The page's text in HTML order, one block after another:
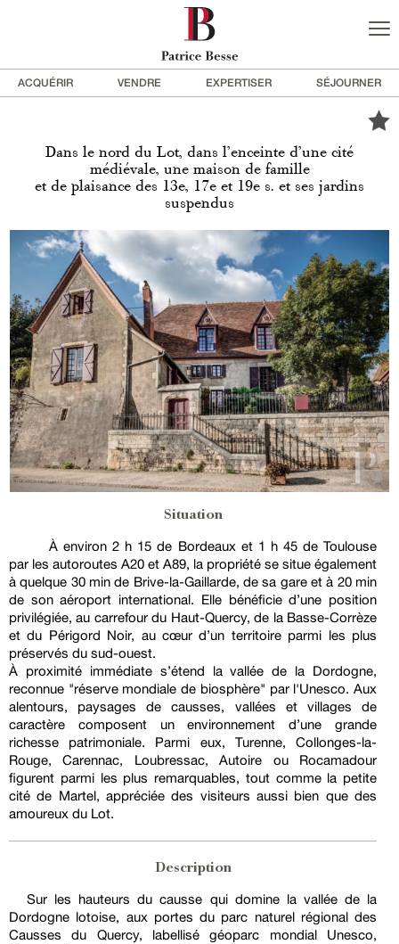
ACQUÉRIR VENDRE EXPERTISER SÉJOURNER
Dans le nord du Lot, dans l’enceinte d’une cité
médiévale, une maison de famille
et de plaisance des 13e, 17e et 19e s. et ses jardins
suspendus
Situation
À environ 2 h 15 de Bordeaux et 1 h 45 de Toulouse
par les autoroutes A20 et A89, la propriété se situe également
à quelque 30 min de Brive-la-Gaillarde, de sa gare et à 20 min
de son aéroport international. Elle bénéficie d’une position
privilégiée, au carrefour du Haut-Quercy, de la Basse-Corrèze
et du Périgord Noir, au cœur d’un territoire parmi les plus
préservés du sud-ouest.
À proximité immédiate s’étend la vallée de la Dordogne,
reconnue "réserve mondiale de biosphère" par l'Unesco. Aux
alentours, paysages de causses, vallées et villages de
caractère composent un environnement d’une grande
richesse patrimoniale. Parmi eux, Turenne, Collonges-la-
Rouge, Carennac, Loubressac, Autoire ou Rocamadour
figurent parmi les plus remarquables, tout comme la petite
cité de Martel, appréciée des visiteurs aussi bien que des
amoureux du Lot.
Description
Sur les hauteurs du causse qui domine la vallée de la
Dordogne lotoise, aux portes du parc naturel régional des
Causses du Quercy, labellisé géoparc mondial Unesco,